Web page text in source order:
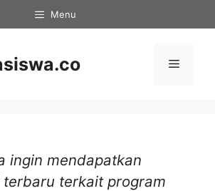
Menu
Menu
ingin mendapatkan
terkait program